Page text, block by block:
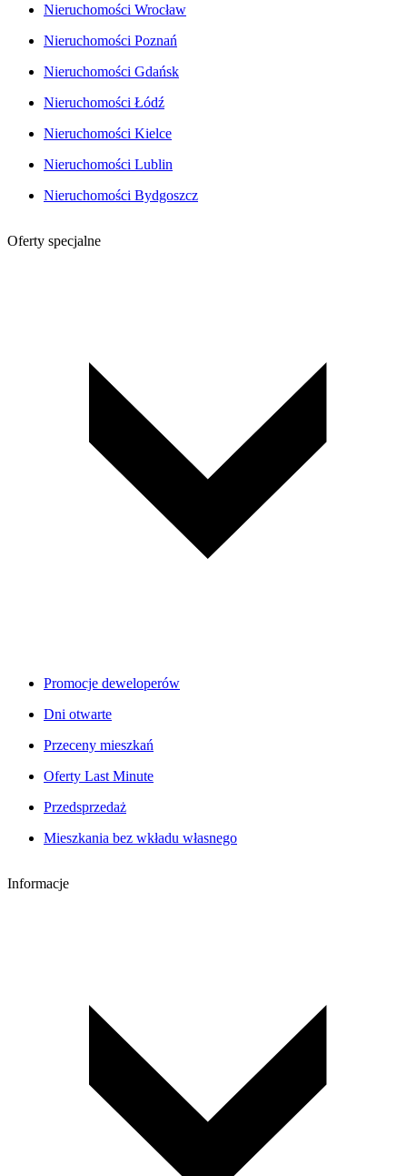
Nieruchomości Wrocław
Nieruchomości Poznań
Nieruchomości Gdańsk
Nieruchomości Łódź
Nieruchomości Kielce
Nieruchomości Lublin
Nieruchomości Bydgoszcz
Oferty specjalne
Promocje deweloperów
Dni otwarte
Przeceny mieszkań
Oferty Last Minute
Przedsprzedaż
Mieszkania bez wkładu własnego
Informacje